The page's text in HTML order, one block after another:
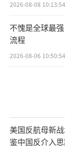
2026-08-08 10:13:54
不愧是全球最
流程
2026-08-06 10:50:54
美国反航母新
鉴中国反介入